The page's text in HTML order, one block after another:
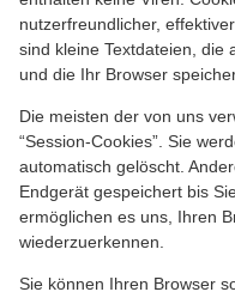
nutzerfreundlicher,
sind kleine Textdateien, die
und die Ihr Browser
Die meisten der von uns
“Session-Cookies”. Sie
automatisch gelöscht.
Endgerät gespeichert bis
ermöglichen es uns, Ihren
wiederzuerkennen.
Sie können Ihren Browser